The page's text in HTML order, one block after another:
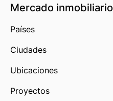
Mercado inmobiliario
Países
Ciudades
Ubicaciones
Proyectos